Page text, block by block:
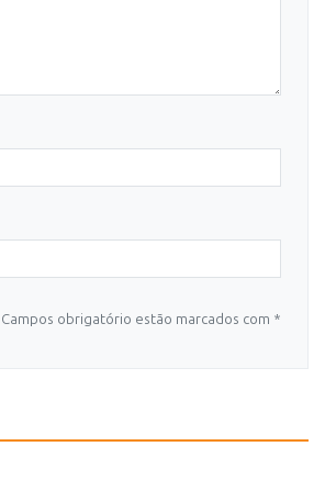
Campos obrigatório estão marcados com *